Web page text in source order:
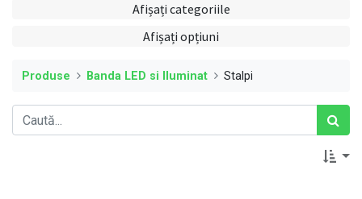
Afișați categoriile
Afișați opțiuni
Produse Banda LED si Iluminat Stalpi